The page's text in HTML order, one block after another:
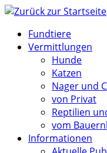
Zum
springenFundtiere
Vermittlungen
Hunde
Katzen
Nager und
von Privat
Reptilien
vom
Informationen